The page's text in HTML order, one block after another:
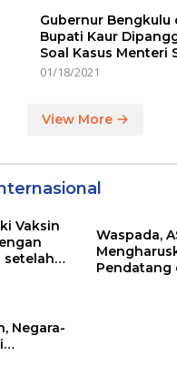
Gubernur Bengkulu
Bupati Kaur
Soal Kasus Menteri
01/18/2021
View More
Vaksin
setelah
Waspada,
Pendatang
Negara-